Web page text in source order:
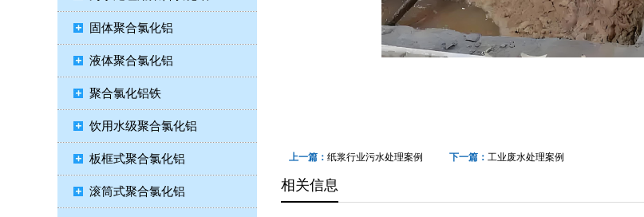
固体聚合氯化铝
液体聚合氯化铝
聚合氯化铝铁
饮用水级聚合氯化铝
板框式聚合氯化铝
滚筒式聚合氯化铝
上一篇： 纸浆行业污水处理案例 下一篇： 工业废水处理案例
相关信息